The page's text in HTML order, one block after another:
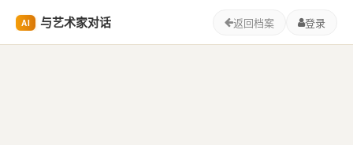
AI 与艺术家对话 返回档案 登录